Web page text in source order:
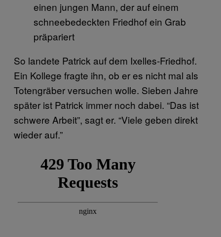
So landete Patrick auf dem Ixelles-Friedhof.
Ein Kollege fragte ihn, ob er es nicht mal als
Totengräber versuchen wolle. Sieben Jahre
später ist Patrick immer noch dabei. “Das ist
schwere Arbeit”, sagt er. “Viele geben direkt
wieder auf.”